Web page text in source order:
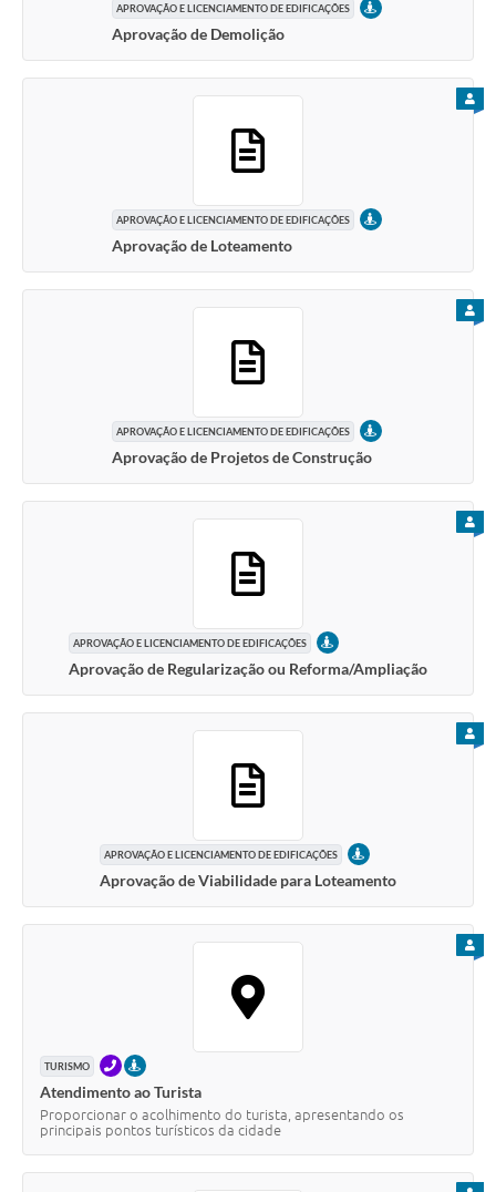
APROVAÇÃO E LICENCIAMENTO DE EDIFICAÇÕES PRESENCIAL
Aprovação de Demolição
APROVAÇÃO E LICENCIAMENTO DE EDIFICAÇÕES PRESENCIAL
Aprovação de Loteamento
APROVAÇÃO E LICENCIAMENTO DE EDIFICAÇÕES PRESENCIAL
Aprovação de Projetos de Construção
APROVAÇÃO E LICENCIAMENTO DE EDIFICAÇÕES PRESENCIAL
Aprovação de Regularização ou Reforma/Ampliação
APROVAÇÃO E LICENCIAMENTO DE EDIFICAÇÕES PRESENCIAL
Aprovação de Viabilidade para Loteamento
TURISMO TELEFONEPRESENCIAL
Atendimento ao Turista
Proporcionar o acolhimento do turista, apresentando os
principais pontos turísticos da cidade